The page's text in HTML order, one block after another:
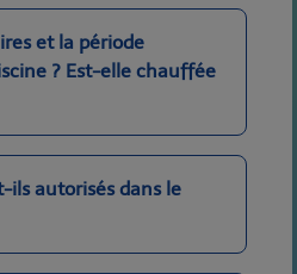
et la période
? Est-elle chauffée
ils autorisés dans le